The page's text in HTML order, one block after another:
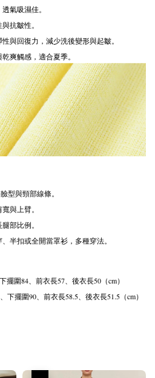
氣吸濕佳。
抗皺性。
與回復力，減少洗後變形與起皺。
爽觸感，適合夏季。
型與頸部線條。
與上臂。
部比例。
半扣或全開當罩衫，多種穿法。
擺圍84、前衣長57、後衣長50（cm）
下擺圍90、前衣長58.5、後衣長51.5（cm）